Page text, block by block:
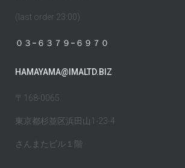
(last order 23:00)
０３−６３７９−６９７０
HAMAYAMA@IMALTD.BIZ
〒168-0065
東京都杉並区浜田山1-23-4
さんまたビル１階